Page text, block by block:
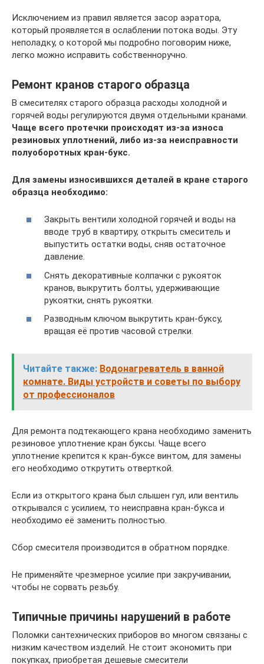
Исключением из правил является засор аэратора,
который проявляется в ослаблении потока воды. Эту
неполадку, о которой мы подробно поговорим ниже,
легко можно исправить собственноручно.
Ремонт кранов старого образца
В смесителях старого образца расходы холодной и
горячей воды регулируются двумя отдельными кранами.
Чаще всего протечки происходят из-за износа
резиновых уплотнений, либо из-за неисправности
полуоборотных кран-букс.
Для замены износившихся деталей в кране старого
образца необходимо:
Закрыть вентили холодной горячей и воды на
вводе труб в квартиру, открыть смеситель и
выпустить остатки воды, сняв остаточное
давление.
Снять декоративные колпачки с рукояток
кранов, выкрутить болты, удерживающие
рукоятки, снять рукоятки.
Разводным ключом выкрутить кран-буксу,
вращая её против часовой стрелки.
Читайте также: Водонагреватель в ванной
комнате. Виды устройств и советы по выбору
от профессионалов
Для ремонта подтекающего крана необходимо заменить
резиновое уплотнение кран буксы. Чаще всего
уплотнение крепится к кран-буксе винтом, для замены
его необходимо открутить отверткой.
Если из открытого крана был слышен гул, или вентиль
открывался с усилием, то неисправна кран-букса и
необходимо её заменить полностью.
Сбор смесителя производится в обратном порядке.
Не применяйте чрезмерное усилие при закручивании,
чтобы не сорвать резьбу.
Типичные причины нарушений в работе
Поломки сантехнических приборов во многом связаны с
низким качеством изделий. Не стоит экономить при
покупках, приобретая дешевые смесители